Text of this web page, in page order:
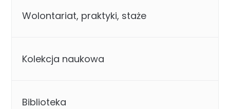
Wolontariat, praktyki, staże
Kolekcja naukowa
Biblioteka